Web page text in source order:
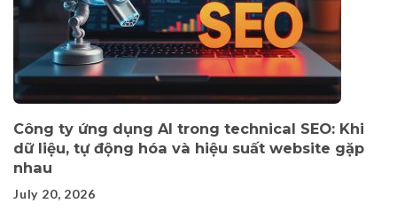
Công ty ứng dụng AI trong technical SEO: Khi
dữ liệu, tự động hóa và hiệu suất website gặp
nhau
July 20, 2026